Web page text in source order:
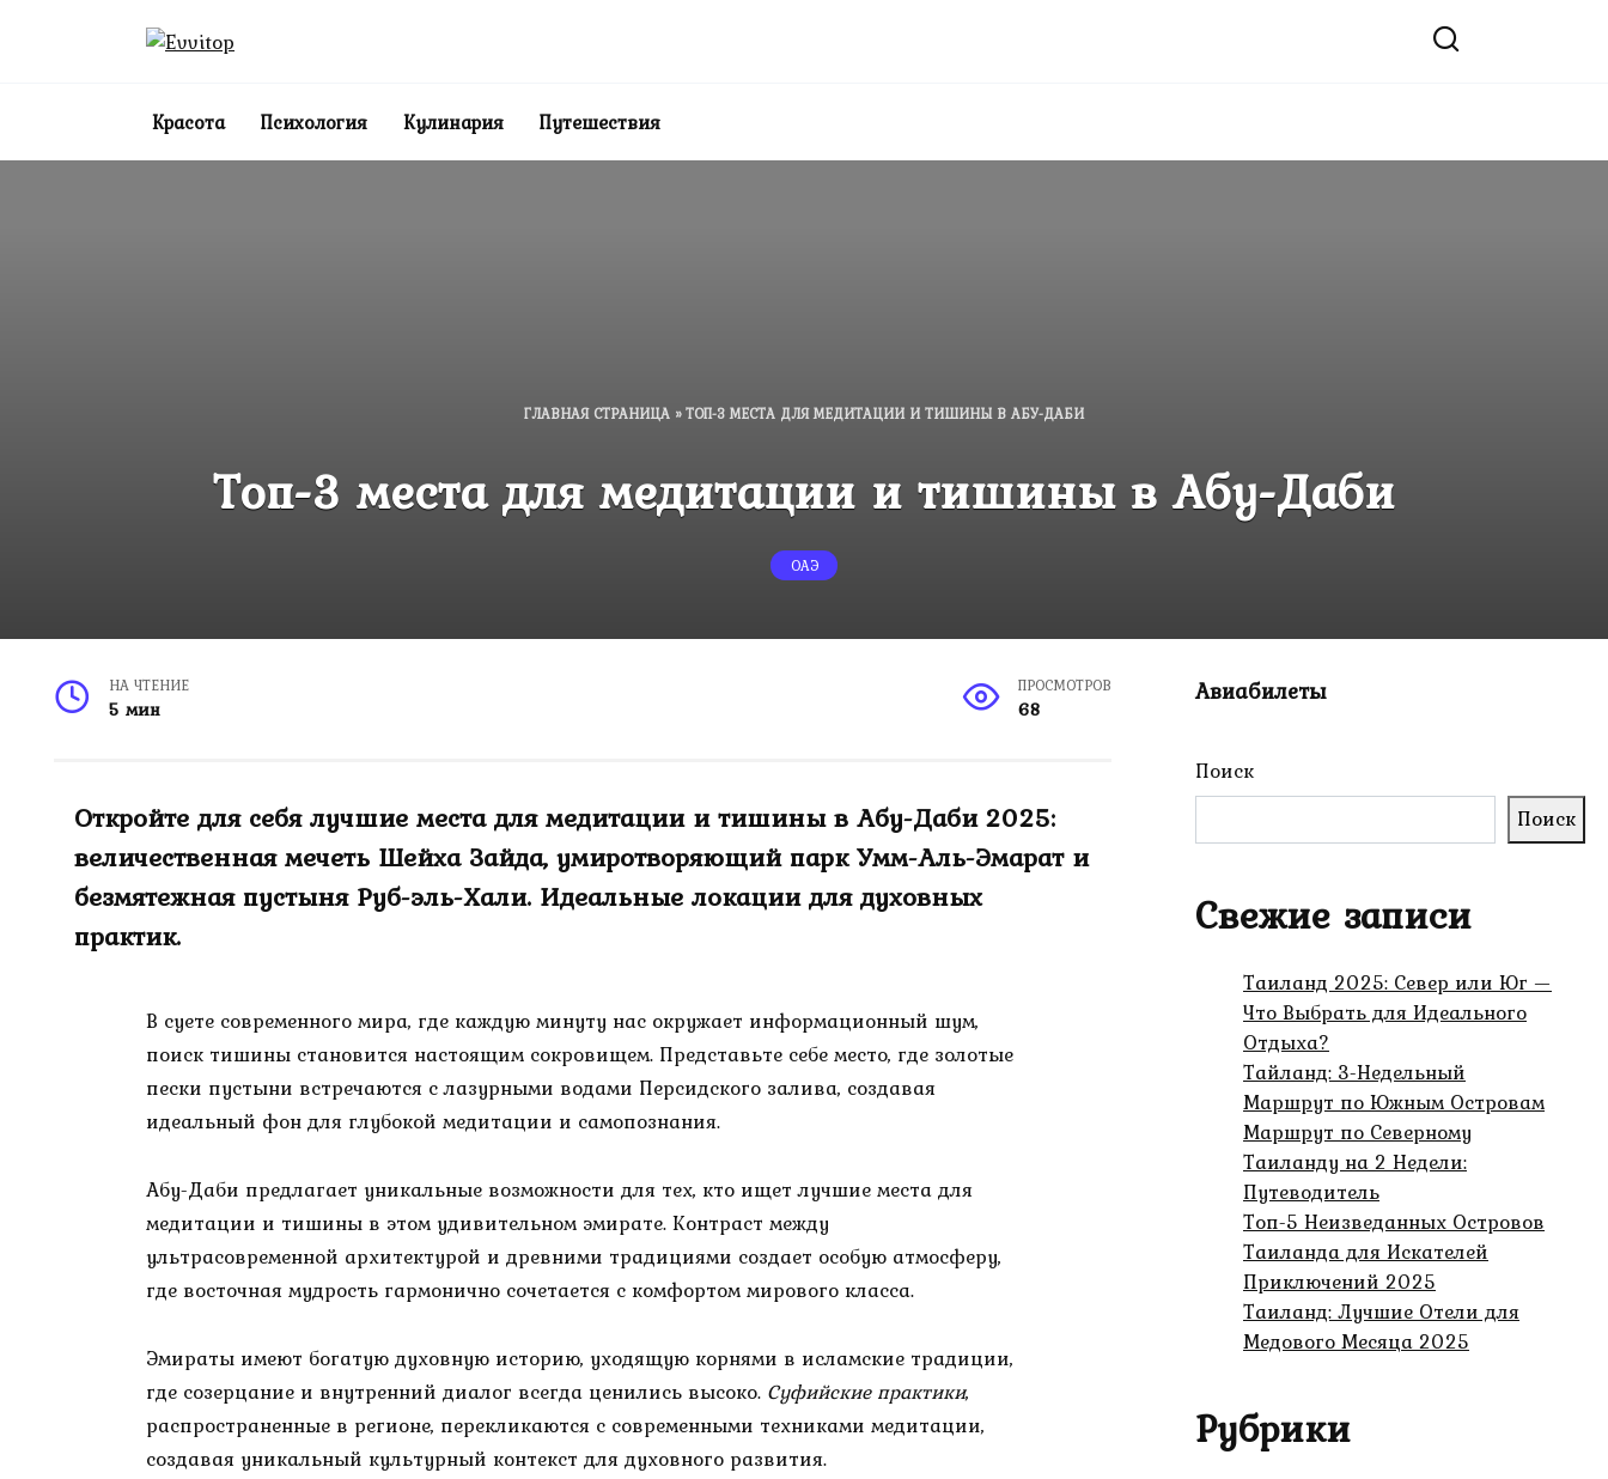
Красота Психология Кулинария Путешествия
ГЛАВНАЯ СТРАНИЦА »ТОП-3 МЕСТА ДЛЯ МЕДИТАЦИИ И ТИШИНЫ В АБУ-ДАБИ
Топ-3 места для медитации и тишины в Абу-Даби
ОАЭ
НА ЧТЕНИЕ
5 мин
ПРОСМОТРОВ
68
Откройте для себя лучшие места для медитации и тишины в Абу-Даби 2025:
величественная мечеть Шейха Зайда, умиротворяющий парк Умм-Аль-Эмарат и
безмятежная пустыня Руб-эль-Хали. Идеальные локации для духовных
практик.
В суете современного мира, где каждую минуту нас окружает информационный шум,
поиск тишины становится настоящим сокровищем. Представьте себе место, где золотые
пески пустыни встречаются с лазурными водами Персидского залива, создавая
идеальный фон для глубокой медитации и самопознания.
Абу-Даби предлагает уникальные возможности для тех, кто ищет лучшие места для
медитации и тишины в этом удивительном эмирате. Контраст между
ультрасовременной архитектурой и древними традициями создает особую атмосферу,
где восточная мудрость гармонично сочетается с комфортом мирового класса.
Эмираты имеют богатую духовную историю, уходящую корнями в исламские традиции,
где созерцание и внутренний диалог всегда ценились высоко. Суфийские практики,
распространенные в регионе, перекликаются с современными техниками медитации,
создавая уникальный культурный контекст для духовного развития.
Авиабилеты
Поиск
Поиск
Свежие записи
Таиланд 2025: Север или Юг —
Что Выбрать для Идеального
Отдыха?
Тайланд: 3-Недельный
Маршрут по Южным Островам
Маршрут по Северному
Таиланду на 2 Недели:
Путеводитель
Топ-5 Неизведанных Островов
Таиланда для Искателей
Приключений 2025
Таиланд: Лучшие Отели для
Медового Месяца 2025
Рубрики